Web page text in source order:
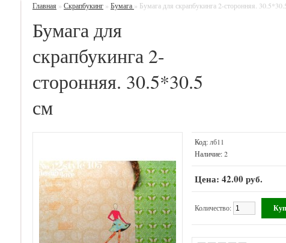
Главная » Скрапбукинг » Бумага » Бумага для скрапбукинга 2-сторонняя.
Бумага для
скрапбукинга 2-
сторонняя. 30.5*30.5
см
Код: лб11
Наличие:2
Цена: 42.00 руб.
Количество: